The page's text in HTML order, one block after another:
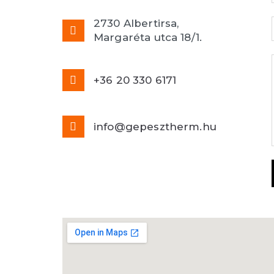
2730 Albertirsa,
Margaréta utca 18/1.
+36 20 330 6171
info@gepesztherm.hu